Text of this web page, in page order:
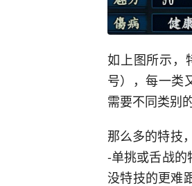
如上图所示，
号），每一类
需要不同类别
那么多的特技
-单挑或舌战的
没特技的更难